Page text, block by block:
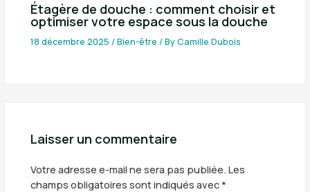
Étagère de douche : comment choisir et
optimiser votre espace sous la douche
18 décembre 2025/Bien-être / ByCamille Dubois
Laisser un commentaire
Votre adresse e-mail ne sera pas publiée. Les
champs obligatoires sont indiqués avec *